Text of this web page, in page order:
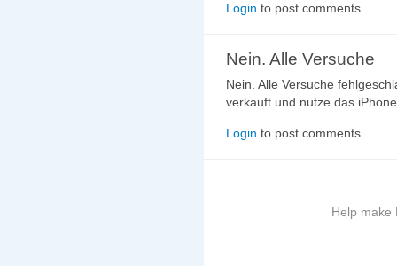
Login to post comments
Nein. Alle Versuche
Nein. Alle Versuche
verkauft und nutze das
Login to post comments
Help make